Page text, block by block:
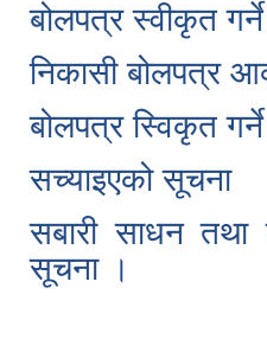
बोलपत्र स्वीकृत
निकासी बोलपत्र
बोलपत्र स्विकृत
सच्याइएको सूचना
सबारी साधन
सूचना ।